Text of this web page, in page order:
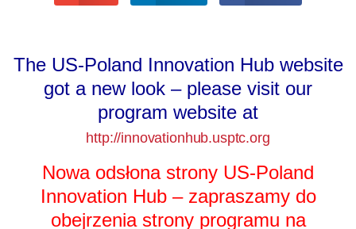
The US-Poland Innovation Hub website
got a new look – please visit our
program website at
http://innovationhub.usptc.org
Nowa odsłona strony US-Poland
Innovation Hub – zapraszamy do
obejrzenia strony programu na